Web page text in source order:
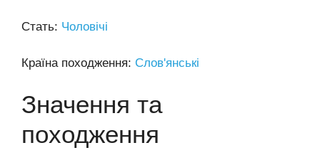
Стать: Чоловічі
Країна походження: Слов'янські
Значення та
походження